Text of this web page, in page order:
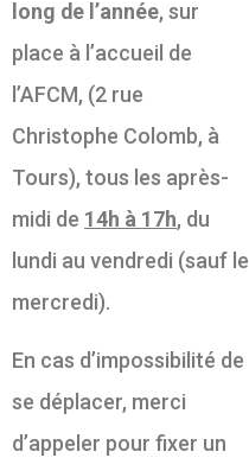
long de l’année, sur
place à l’accueil de
l’AFCM, (2 rue
Christophe Colomb, à
Tours), tous les après-
midi de 14h à 17h, du
lundi au vendredi (sauf le
mercredi).
En cas d’impossibilité de
se déplacer, merci
d’appeler pour fixer un